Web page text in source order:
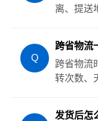
离、提送
Q
跨省物流
跨省物流
转次数、
发货后怎